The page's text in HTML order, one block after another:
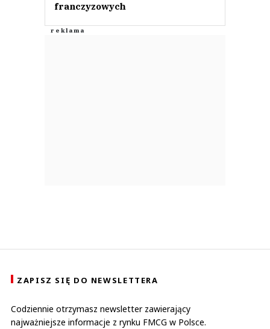
franczyzowych
ZAPISZ SIĘ DO NEWSLETTERA
Codziennie otrzymasz newsletter zawierający
najważniejsze informacje z rynku FMCG w Polsce.